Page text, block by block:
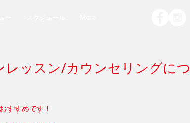
レッスン/カウンセリングに
すすめです！